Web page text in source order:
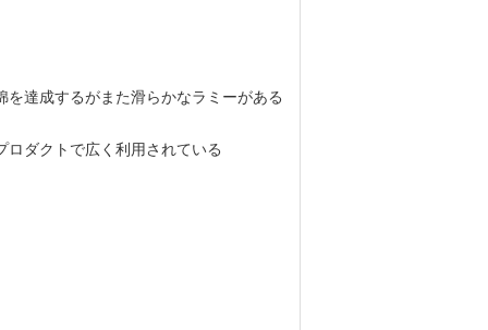
達成するがまた滑らかなラミーがある
ダクトで広く利用されている